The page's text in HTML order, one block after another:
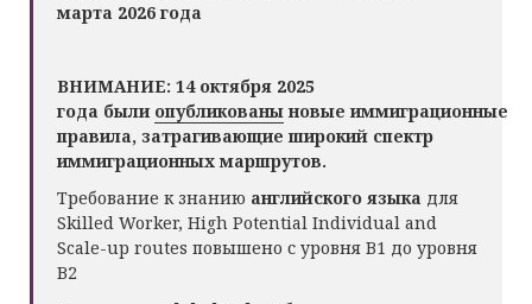
марта 2026 года
ВНИМАНИЕ: 14 октября 2025
года были опубликованыновые иммиграционные
правила, затрагивающие широкий спектр
иммиграционных маршрутов.
Требование к знанию английского языка для
Skilled Worker, High Potential Individual and
Scale-up routes повышено с уровня B1 до уровня
B2